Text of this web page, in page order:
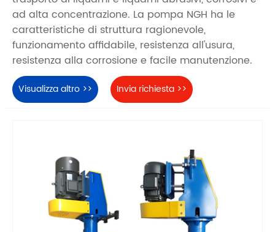
ad alta concentrazione. La pompa NGH ha le
caratteristiche di struttura ragionevole,
funzionamento affidabile, resistenza all'usura,
resistenza alla corrosione e facile manutenzione.
Visualizza altro >> Invia richiesta >>